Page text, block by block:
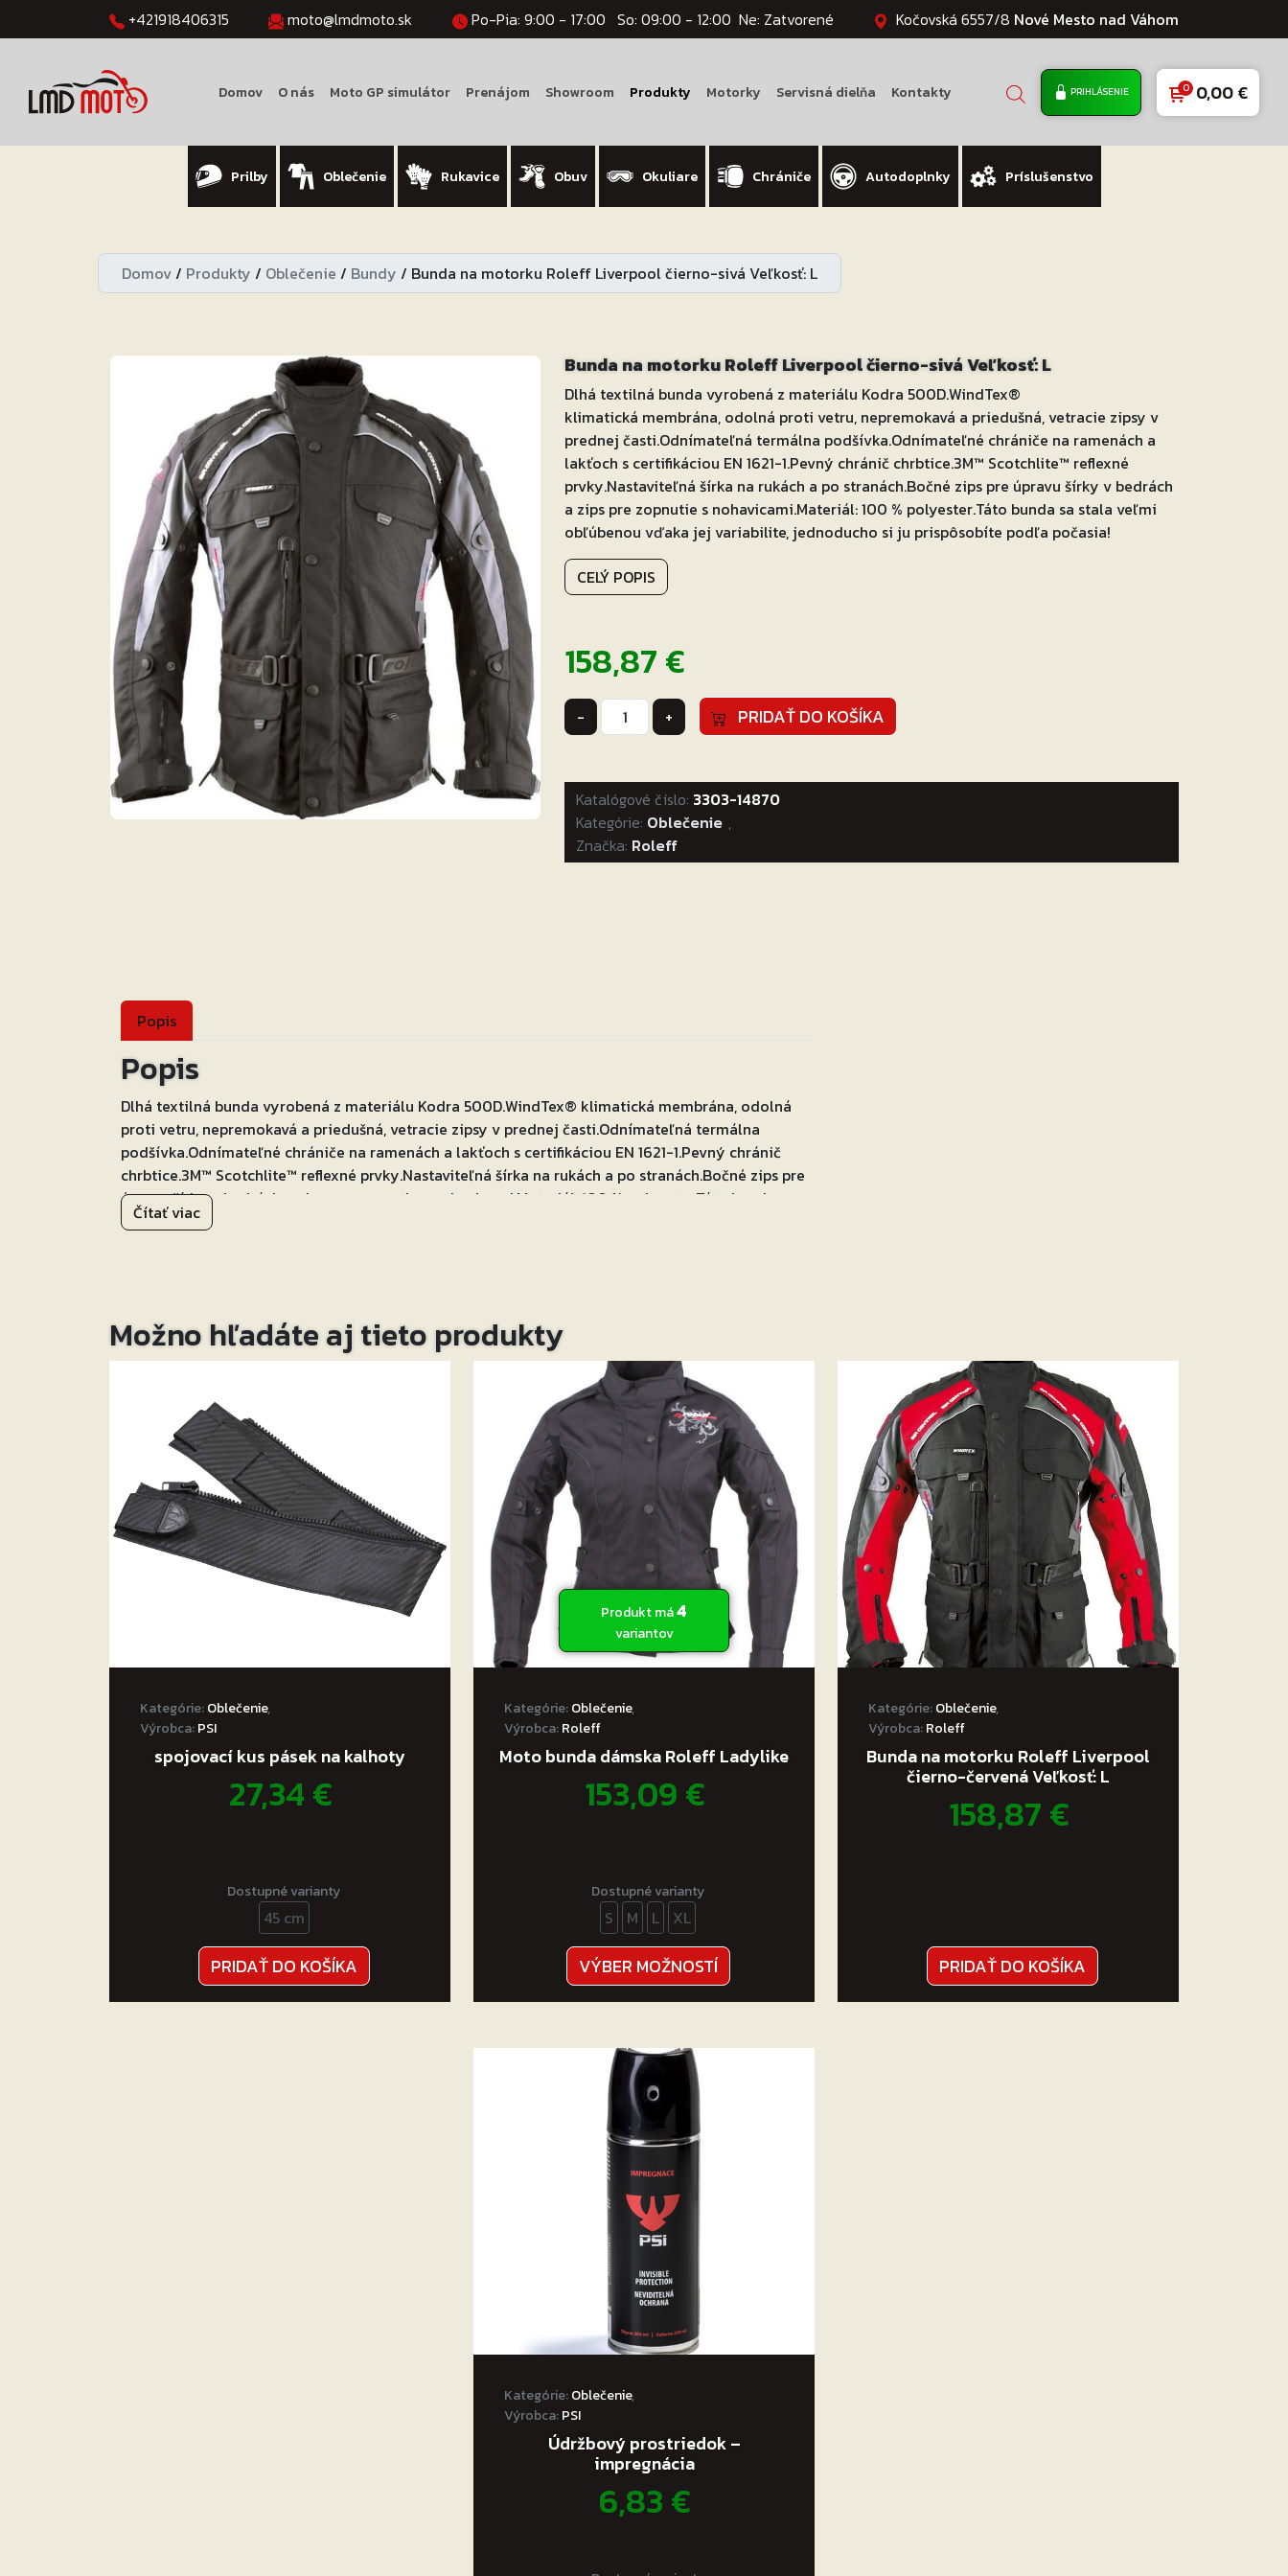
+421918406315 moto@lmdmoto.sk Po-Pia: 9:00 - 17:00 So: 09:00 - 12:00 Ne: Zatvorené Kočovská 6557/8 Nové Mesto nad Váhom
Domov O nás Moto GP simulátor Prenájom Showroom Produkty Motorky Servisná dielňa Kontakty PRIHLÁSENIE 0,00€
Prilby Oblečenie Rukavice Obuv Okuliare Chrániče Autodoplnky Príslušenstvo
Domov/ Produkty / Oblečenie / Bundy / Bunda na motorku Roleff Liverpool čierno-sivá Veľkosť: L
Bunda na motorku Roleff Liverpool čierno-sivá Veľkosť: L
Dlhá textilná bunda vyrobená z materiálu Kodra 500D.WindTex®
klimatická membrána, odolná proti vetru, nepremokavá a priedušná, vetracie zipsy v
prednej časti.Odnímateľná termálna podšívka.Odnímateľné chrániče na ramenách a
lakťoch s certifikáciou EN 1621-1.Pevný chránič chrbtice.3M™ Scotchlite™ reflexné
prvky.Nastaviteľná šírka na rukách a po stranách.Bočné zips pre úpravu šírky v bedrách
a zips pre zopnutie s nohavicami.Materiál: 100 % polyester.Táto bunda sa stala veľmi
obľúbenou vďaka jej variabilite, jednoducho si ju prispôsobíte podľa počasia!
CELÝ POPIS
158,87€
-
množstvo
Bunda
motorku
Roleff
Liverpool
čierno-
sivá
+ PRIDAŤ DO KOŠÍKA
Katalógové číslo: 3303-14870
Kategórie: Oblečenie ,
Značka: Roleff
Popis
Popis
Dlhá textilná bunda vyrobená z materiálu Kodra 500D.WindTex® klimatická membrána, odolná
proti vetru, nepremokavá a priedušná, vetracie zipsy v prednej časti.Odnímateľná termálna
podšívka.Odnímateľné chrániče na ramenách a lakťoch s certifikáciou EN 1621-1.Pevný chránič
chrbtice.3M™ Scotchlite™ reflexné prvky.Nastaviteľná šírka na rukách a po stranách.Bočné zips pre
úpravu šírky v bedrách a zips pre zopnutie s nohavicami.Materiál: 100 % polyester.Táto bunda sa
stala veľmi obľúbenou vďaka jej variabilite, jednoducho si ju prispôsobíte podľa počasia!
Čítať viac
Možno hľadáte aj tieto produkty
Kategórie:Oblečenie,
Výrobca:PSI
spojovací kus pásek na kalhoty
27,34€
Dostupné varianty
45 cm
PRIDAŤ DO KOŠÍKA
Produkt má4
variantov
Kategórie:Oblečenie,
Výrobca:Roleff
Moto bunda dámska Roleff Ladylike
153,09€
Dostupné varianty
S M L XL
VÝBER MOŽNOSTÍ
produkt
má
variantov.
Kategórie:Oblečenie,
Výrobca:Roleff
Bunda na motorku Roleff Liverpool
čierno-červená Veľkosť: L
158,87€
PRIDAŤ DO KOŠÍKA
Kategórie:Oblečenie,
Výrobca:PSI
Údržbový prostriedok –
impregnácia
6,83€